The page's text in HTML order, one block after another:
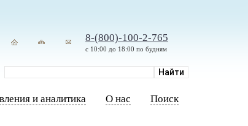
8-(800)-100-2-765
с 10:00 до 18:00 по будням
и аналитика О нас Поиск